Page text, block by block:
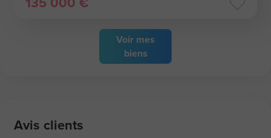
Voir mes
biens
Avis clients